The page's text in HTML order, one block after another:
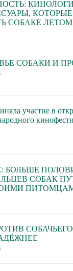
СОБАКЕ ЛЕТОМ
СОБАКИ И
участие в
БОЛЬШЕ
СОБАК